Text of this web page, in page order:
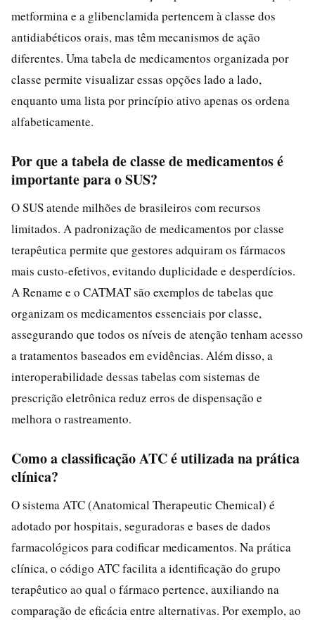
metformina e a glibenclamida pertencem à classe dos
antidiabéticos orais, mas têm mecanismos de ação
diferentes. Uma tabela de medicamentos organizada por
classe permite visualizar essas opções lado a lado,
enquanto uma lista por princípio ativo apenas os ordena
alfabeticamente.
Por que a tabela de classe de medicamentos é
importante para o SUS?
O SUS atende milhões de brasileiros com recursos
limitados. A padronização de medicamentos por classe
terapêutica permite que gestores adquiram os fármacos
mais custo-efetivos, evitando duplicidade e desperdícios.
A Rename e o CATMAT são exemplos de tabelas que
organizam os medicamentos essenciais por classe,
assegurando que todos os níveis de atenção tenham acesso
a tratamentos baseados em evidências. Além disso, a
interoperabilidade dessas tabelas com sistemas de
prescrição eletrônica reduz erros de dispensação e
melhora o rastreamento.
Como a classificação ATC é utilizada na prática
clínica?
O sistema ATC (Anatomical Therapeutic Chemical) é
adotado por hospitais, seguradoras e bases de dados
farmacológicos para codificar medicamentos. Na prática
clínica, o código ATC facilita a identificação do grupo
terapêutico ao qual o fármaco pertence, auxiliando na
comparação de eficácia entre alternativas. Por exemplo, ao